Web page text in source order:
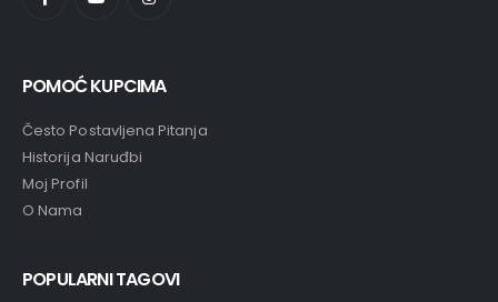
POMOĆ KUPCIMA
Često Postavljena Pitanja
Historija Naruđbi
Moj Profil
O Nama
POPULARNI TAGOVI